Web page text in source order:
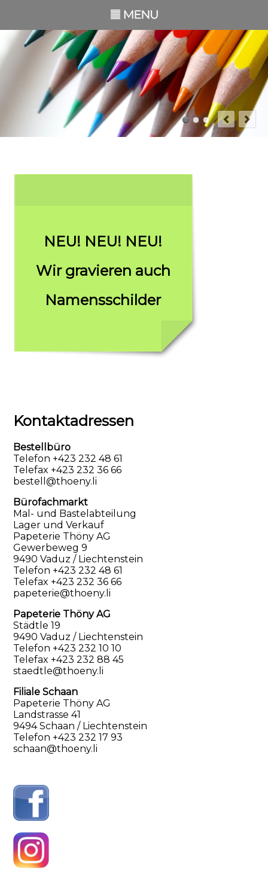
NEU! NEU! NEU!
Wir gravieren auch
Namensschilder
Kontaktadressen
Bestellbüro
Telefon +423 232 48 61
Telefax +423 232 36 66
bestell@thoeny.li
Bürofachmarkt
Mal- und Bastelabteilung
Lager und Verkauf
Papeterie Thöny AG
Gewerbeweg 9
9490 Vaduz / Liechtenstein
Telefon +423 232 48 61
Telefax +423 232 36 66
papeterie@thoeny.li
Papeterie Thöny AG
Städtle 19
9490 Vaduz / Liechtenstein
Telefon +423 232 10 10
Telefax +423 232 88 45
staedtle@thoeny.li
Filiale Schaan
Papeterie Thöny AG
Landstrasse 41
9494 Schaan / Liechtenstein
Telefon +423 232 17 93
schaan@thoeny.li